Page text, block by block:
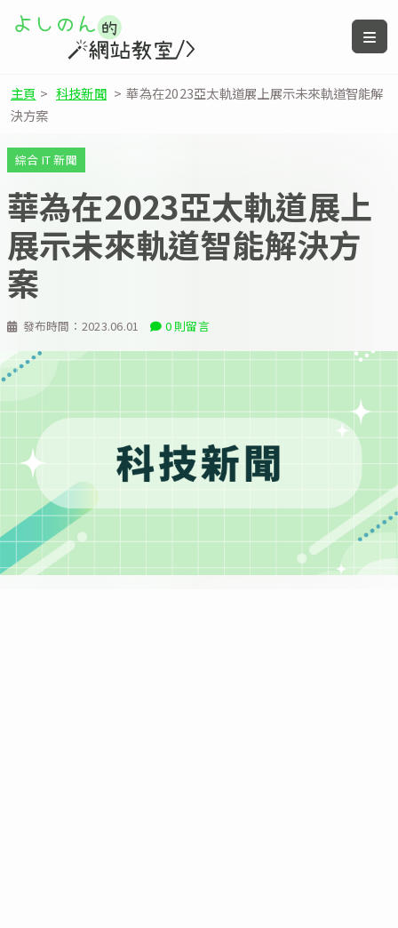
主頁 > 科技新聞 > 華為在2023亞太軌道展上展示未來軌道智能解
決方案
發布時間： 2023.06.01 0 則留言
綜合 IT 新聞
華為在2023亞太軌道展上
展示未來軌道智能解決方
案